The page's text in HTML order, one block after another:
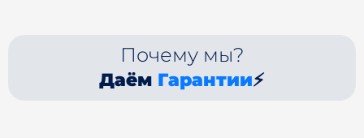
Почему мы?
Даём Гарантии⚡